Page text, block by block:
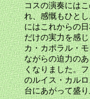
コスの演奏には
れ、感慨もひと
にはこれからの
だけの実力を感
カ・カポラル・
ながらの迫力の
くなりました。
のルイス・カル
台にあがって盛